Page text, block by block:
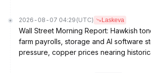
2026-08-07 04:29 (UTC) Laskeva
Wall Street Morning Report: Hawkish
farm payrolls, storage and AI software
pressure, copper prices nearing